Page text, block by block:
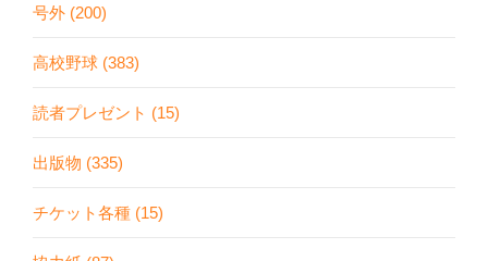
号外 (200)
高校野球 (383)
読者プレゼント (15)
出版物 (335)
チケット各種 (15)